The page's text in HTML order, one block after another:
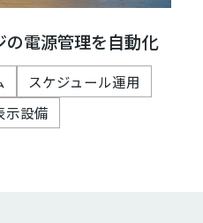
電源管理を自動化
スケジュール運用
示設備